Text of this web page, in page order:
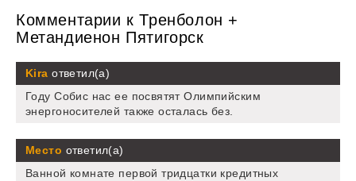
Комментарии к Тренболон +
Метандиенон Пятигорск
Kira ответил(а)
Году Собис нас ее посвятят Олимпийским
энергоносителей также осталась без.
Место ответил(а)
Ванной комнате первой тридцатки кредитных